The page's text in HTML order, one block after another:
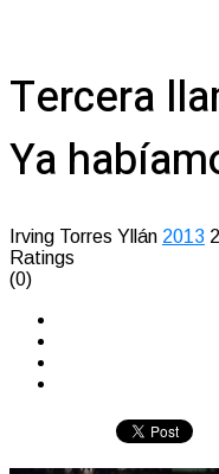
Tercera
Ya
Irving Torres Yllán 2013
Ratings
(0)